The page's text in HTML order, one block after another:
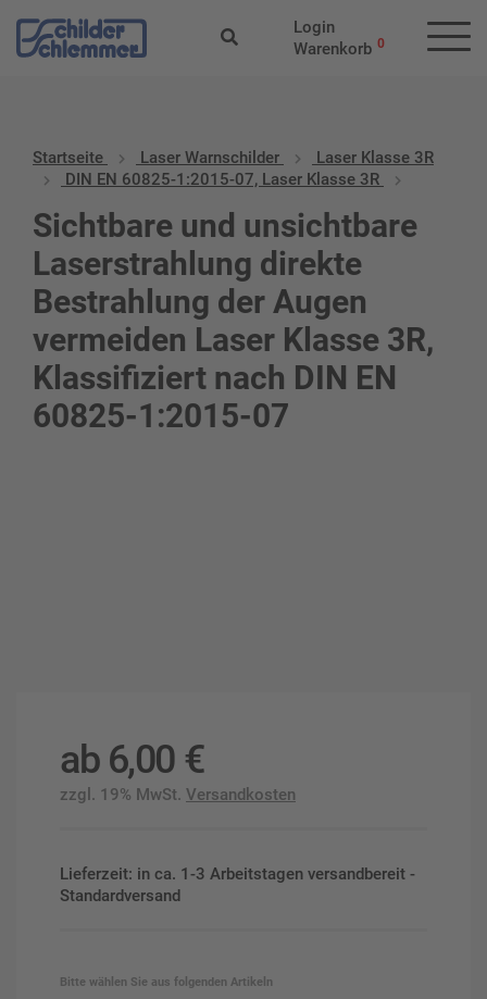
Login
Warenkorb 0
Startseite Laser Warnschilder
Laser Klasse 3R
DIN EN 60825-1:2015-07, Laser Klasse 3R
Sichtbare und unsichtbare
Laserstrahlung direkte
Bestrahlung der Augen
vermeiden Laser Klasse 3R,
Klassifiziert nach DIN EN
60825-1:2015-07
ab 6,00 €
zzgl. 19% MwSt. Versandkosten
Lieferzeit: in ca. 1-3 Arbeitstagen versandbereit -
Standardversand
Bitte wählen Sie aus folgenden Artikeln